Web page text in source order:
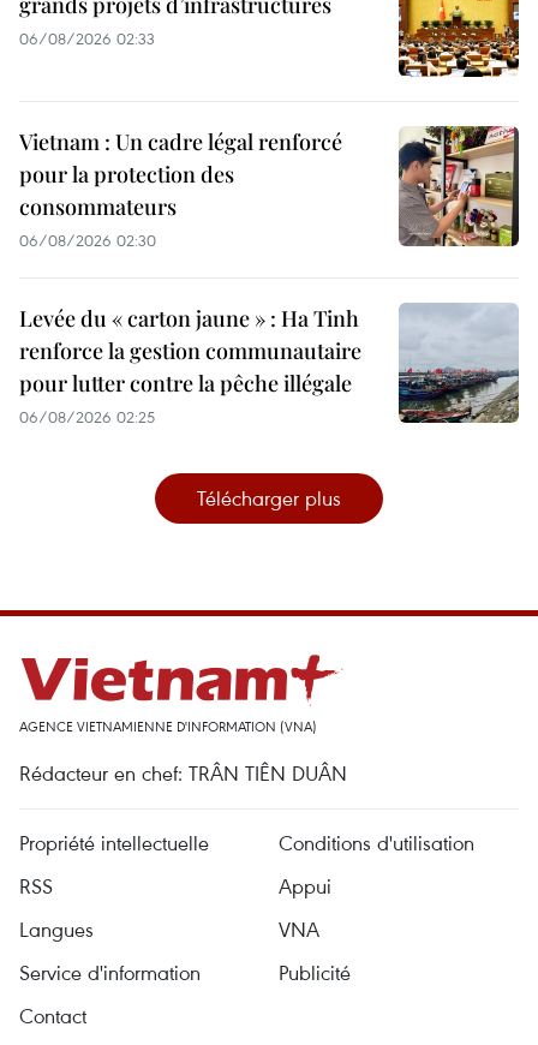
06/08/2026 02:33
Vietnam : Un cadre légal renforcé
pour la protection des
consommateurs
06/08/2026 02:30
Levée du « carton jaune » : Ha Tinh
renforce la gestion communautaire
pour lutter contre la pêche illégale
06/08/2026 02:25
Télécharger plus
AGENCE VIETNAMIENNE D'INFORMATION (VNA)
Rédacteur en chef: TRÂN TIÊN DUÂN
Propriété intellectuelle
Conditions d'utilisation
RSS
Appui
Langues
VNA
Service d'information
Publicité
Contact